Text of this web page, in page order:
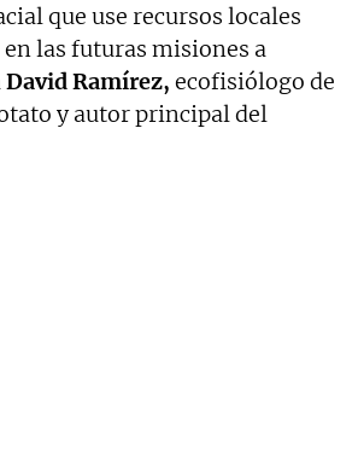
que use recursos locales
las futuras misiones a
David Ramírez, ecofisiólogo de
y autor principal del